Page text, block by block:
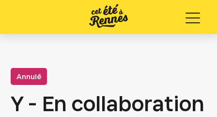
Menu
Annulé
Y - En collaboration